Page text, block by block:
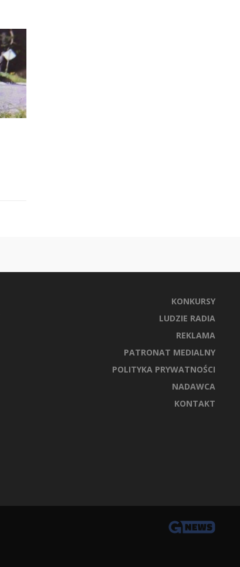
KONKURSY
LUDZIE RADIA
REKLAMA
PATRONAT MEDIALNY
POLITYKA PRYWATNOŚCI
NADAWCA
KONTAKT